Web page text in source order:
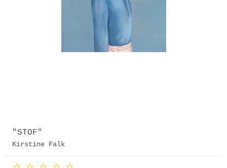
"STOF"
Kirstine Falk